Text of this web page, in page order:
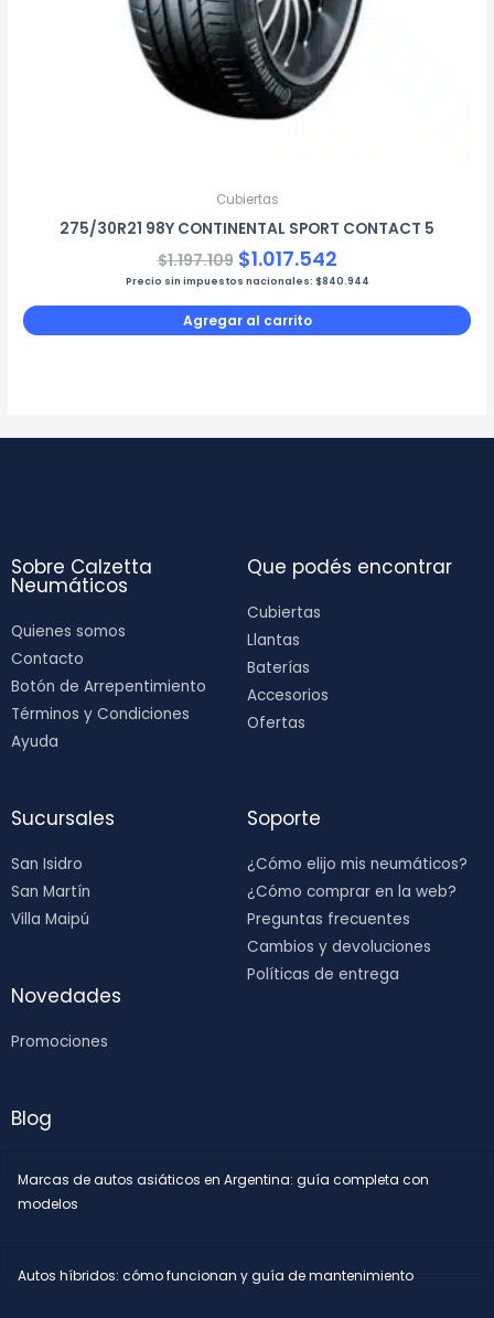
Cubiertas
275/30R21 98Y CONTINENTAL SPORT CONTACT 5
$1.197.109 $1.017.542
Precio sin impuestos nacionales: $840.944
Agregar al carrito
Sobre Calzetta
Neumáticos
Quienes somos
Contacto
Botón de Arrepentimiento
Términos y Condiciones
Ayuda
Que podés encontrar
Cubiertas
Llantas
Baterías
Accesorios
Ofertas
Sucursales
San Isidro
San Martín
Villa Maipú
Novedades
Promociones
Soporte
¿Cómo elijo mis neumáticos?
¿Cómo comprar en la web?
Preguntas frecuentes
Cambios y devoluciones
Políticas de entrega
Blog
Marcas de autos asiáticos en Argentina: guía completa con
modelos
Autos híbridos: cómo funcionan y guía de mantenimiento